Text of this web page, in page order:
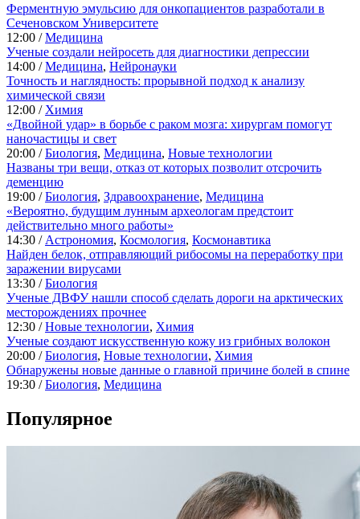
Ферментную эмульсию для онкопациентов разработали в
Сеченовском Университете
12:00 /Медицина
Ученые создали нейросеть для диагностики депрессии
14:00 /Медицина, Нейронауки
Точность и наглядность: прорывной подход к анализу
химической связи
12:00 / Химия
«Двойной удар» в борьбе с раком мозга: хирургам помогут
наночастицы и свет
20:00 /Биология, Медицина, Новые технологии
Названы три вещи, отказ от которых позволит отсрочить
деменцию
19:00 /Биология, Здравоохранение, Медицина
«Вероятно, будущим лунным археологам предстоит
действительно много работы»
14:30 / Астрономия, Космология, Космонавтика
Найден белок, отправляющий рибосомы на переработку при
заражении вирусами
13:30 /Биология
Ученые ДВФУ нашли способ сделать дороги на арктических
месторождениях прочнее
12:30 /Новые технологии, Химия
Ученые создают искусственную кожу из грибных волокон
20:00 /Биология, Новые технологии, Химия
Обнаружены новые данные о главной причине болей в спине
19:30 /Биология, Медицина
Популярное